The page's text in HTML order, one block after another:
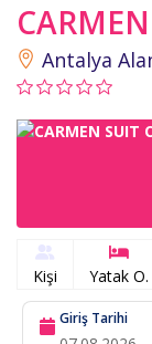
Antalya
Kişi Yatak O.
Giriş Tarihi